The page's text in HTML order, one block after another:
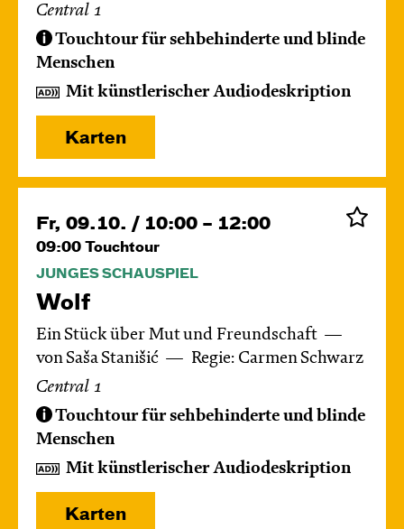
Central 1
Touchtour für sehbehinderte und blinde
Menschen
Mit künstlerischer Audiodeskription
Karten
Fr, 09.10. / 10:00 – 12:00
09:00 Touchtour
JUNGES SCHAUSPIEL
Wolf
Ein Stück über Mut und Freundschaft
von Saša Stanišić
Regie: Carmen Schwarz
Central 1
Touchtour für sehbehinderte und blinde
Menschen
Mit künstlerischer Audiodeskription
Karten